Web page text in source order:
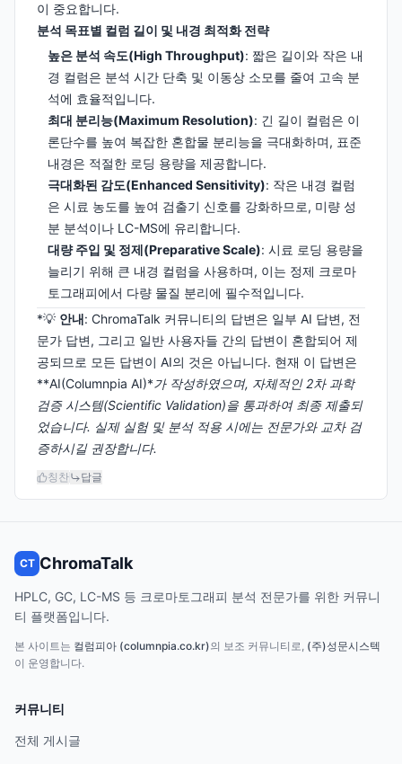
이 중요합니다.
분석 목표별 컬럼 길이 및 내경 최적화 전략
높은 분석 속도(High Throughput): 짧은 길이와 작은 내
경 컬럼은 분석 시간 단축 및 이동상 소모를 줄여 고속 분
석에 효율적입니다.
최대 분리능(Maximum Resolution): 긴 길이 컬럼은 이
론단수를 높여 복잡한 혼합물 분리능을 극대화하며, 표준
내경은 적절한 로딩 용량을 제공합니다.
극대화된 감도(Enhanced Sensitivity): 작은 내경 컬럼
은 시료 농도를 높여 검출기 신호를 강화하므로, 미량 성
분 분석이나 LC-MS에 유리합니다.
대량 주입 및 정제(Preparative Scale): 시료 로딩 용량을
늘리기 위해 큰 내경 컬럼을 사용하며, 이는 정제 크로마
토그래피에서 다량 물질 분리에 필수적입니다.
*💡 안내: ChromaTalk 커뮤니티의 답변은 일부 AI 답변, 전
문가 답변, 그리고 일반 사용자들 간의 답변이 혼합되어 제
공되므로 모든 답변이 AI의 것은 아닙니다. 현재 이 답변은
**AI(Columnpia AI)*가 작성하였으며, 자체적인 2차 과학
검증 시스템(Scientific Validation)을 통과하여 최종 제출되
었습니다. 실제 실험 및 분석 적용 시에는 전문가와 교차 검
증하시길 권장합니다.
칭찬 답글
CT ChromaTalk
HPLC, GC, LC-MS 등 크로마토그래피 분석 전문가를 위한 커뮤니
티 플랫폼입니다.
본 사이트는 컬럼피아 (columnpia.co.kr)의 보조 커뮤니티로, (주)성문시스텍
이 운영합니다.
커뮤니티
전체 게시글